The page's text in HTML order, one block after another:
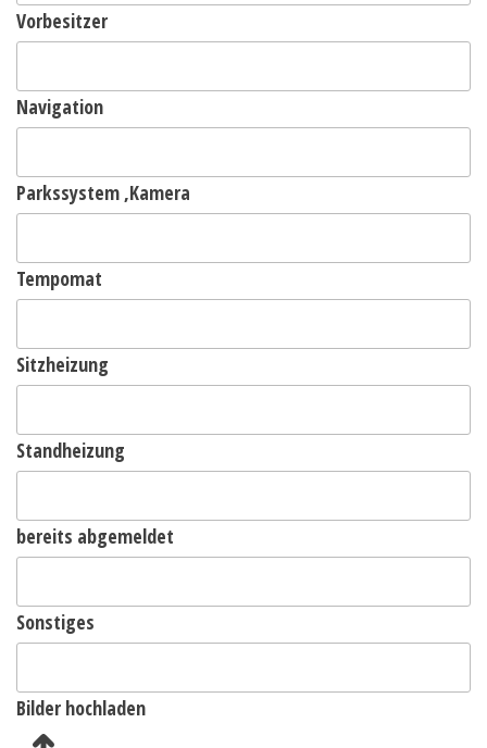
Vorbesitzer
Navigation
Parkssystem ,Kamera
Tempomat
Sitzheizung
Standheizung
bereits abgemeldet
Sonstiges
Bilder hochladen